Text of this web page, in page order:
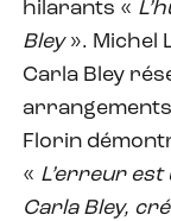
hilarants «
Bley ». Michel
Carla Bley
Florin
« L’erreur
Carla Bley,